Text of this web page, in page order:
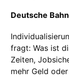
Deutsche
fragt: Was ist
Zeiten,
mehr Geld